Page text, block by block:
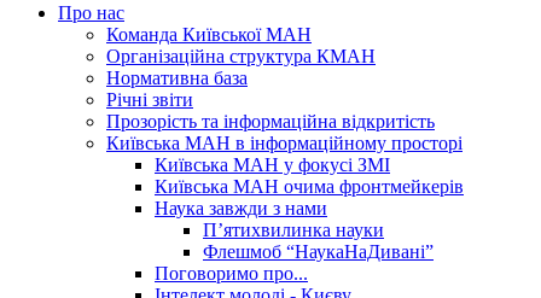
Про нас
Команда Київської МАН
Організаційна структура КМАН
Нормативна база
Річні звіти
Прозорість та інформаційна відкритість
Київська МАН в інформаційному просторі
Київська МАН у фокусі ЗМІ
Київська МАН очима фронтмейкерів
Наука завжди з нами
П’ятихвилинка науки
Флешмоб “НаукаНаДивані”
Поговоримо про...